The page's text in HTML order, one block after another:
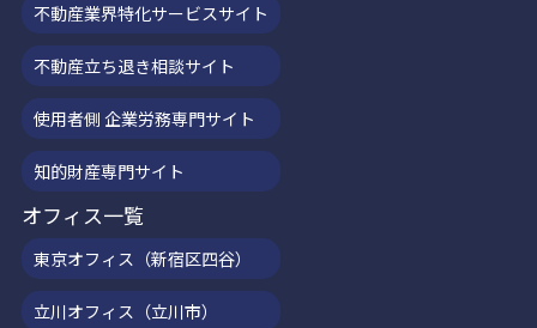
不動産業界特化サービスサイト
不動産立ち退き相談サイト
使用者側 企業労務専門サイト
知的財産専門サイト
オフィス一覧
東京オフィス（新宿区四谷）
立川オフィス（立川市）